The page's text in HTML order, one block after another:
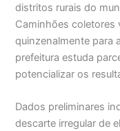
distritos rurais do
Caminhões coletores
quinzenalmente para
prefeitura estuda
potencializar os
Dados preliminares
descarte irregular de